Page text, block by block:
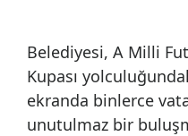
Belediyesi, A Milli
Kupası
ekranda binlerce
unutulmaz bir